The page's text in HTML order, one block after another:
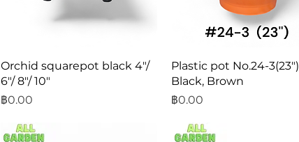
ดูข้อมูลด่วน
Orchid squarepot black 4"/
6"/ 8"/ 10"
ราคา
฿0.00
ดูข้อมูลด่วน
Plastic pot No.24-3(23")
Black, Brown
ราคา
฿0.00